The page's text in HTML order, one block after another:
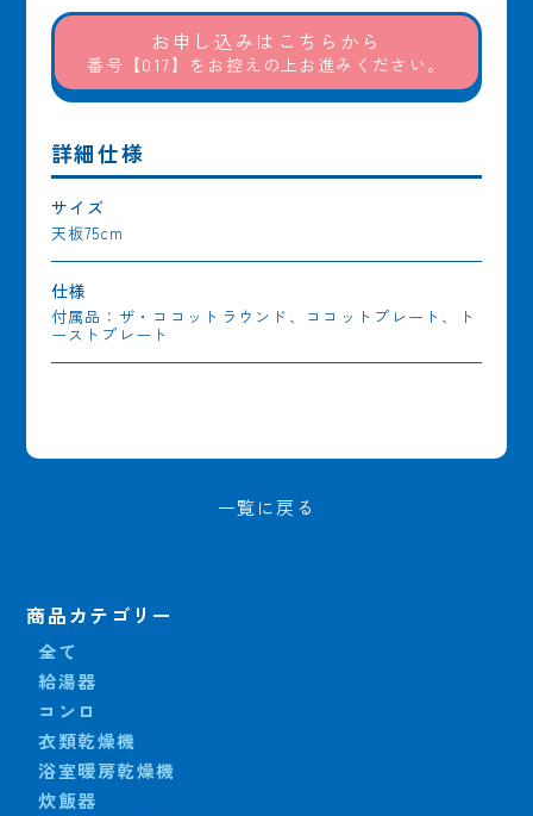
商品カテゴリー
全て
給湯器
コンロ
衣類乾燥機
浴室暖房乾燥機
炊飯器
お申し込みはこちらから
番号【017】をお控えの上お進みください。
詳細仕様
サイズ
天板75cm
仕様
付属品：ザ・ココットラウンド、ココットプレート、ト
ーストプレート
一覧に戻る